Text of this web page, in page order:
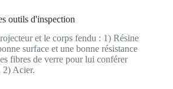
outils d'inspection
et le corps fendu : 1) Résine
surface et une bonne résistance
fibres de verre pour lui conférer
2) Acier.